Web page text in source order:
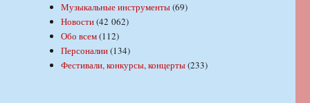
Музыкальные инструменты(69)
Новости(42 062)
Обо всем(112)
Персоналии(134)
Фестивали, конкурсы, концерты(233)